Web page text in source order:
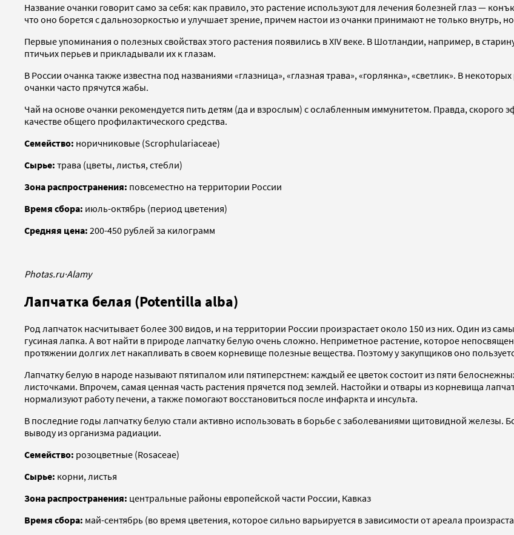
Название очанки говорит само за себя: как правило, это растение используют для лечения болезней глаз —
что оно борется с дальнозоркостью и улучшает зрение, причем настои из очанки принимают не только внутрь,
Первые упоминания о полезных свойствах этого растения появились в XIV веке. В Шотландии, например, в
птичьих перьев и прикладывали их к глазам.
В России очанка также известна под названиями «глазница», «глазная трава», «горлянка», «светлик». В
очанки часто прячутся жабы.
Чай на основе очанки рекомендуется пить детям (да и взрослым) с ослабленным иммунитетом. Правда, скорого
качестве общего профилактического средства.
Семейство: норичниковые (Scrophulariaceae)
Сырье: трава (цветы, листья, стебли)
Зона распространения: повсеместно на территории России
Время сбора: июль-октябрь (период цветения)
Средняя цена: 200-450 рублей за килограмм
Photas.ru·Alamy
Лапчатка белая (Potentilla alba)
Род лапчаток насчитывает более 300 видов, и на территории России произрастает около 150 из них. Один из
гусиная лапка. А вот найти в природе лапчатку белую очень сложно. Неприметное растение, которое
протяжении долгих лет накапливать в своем корневище полезные вещества. Поэтому у закупщиков оно
Лапчатку белую в народе называют пятипалом или пятиперстнем: каждый ее цветок состоит из пяти
листочками. Впрочем, самая ценная часть растения прячется под землей. Настойки и отвары из корневища
нормализуют работу печени, а также помогают восстановиться после инфаркта и инсульта.
В последние годы лапчатку белую стали активно использовать в борьбе с заболеваниями щитовидной железы.
выводу из организма радиации.
Семейство: розоцветные (Rosaceae)
Сырье: корни, листья
Зона распространения: центральные районы европейской части России, Кавказ
Время сбора: май-сентябрь (во время цветения, которое сильно варьируется в зависимости от ареала